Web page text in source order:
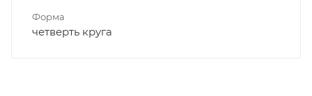
Форма
четверть круга